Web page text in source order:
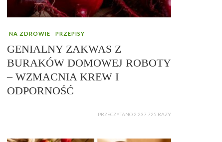
NA ZDROWIE PRZEPISY
GENIALNY ZAKWAS Z
BURAKÓW DOMOWEJ ROBOTY
– WZMACNIA KREW I
ODPORNOŚĆ
PRZECZYTANO 2 237 725 RAZY